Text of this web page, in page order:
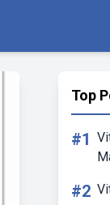
Top
#1
#2